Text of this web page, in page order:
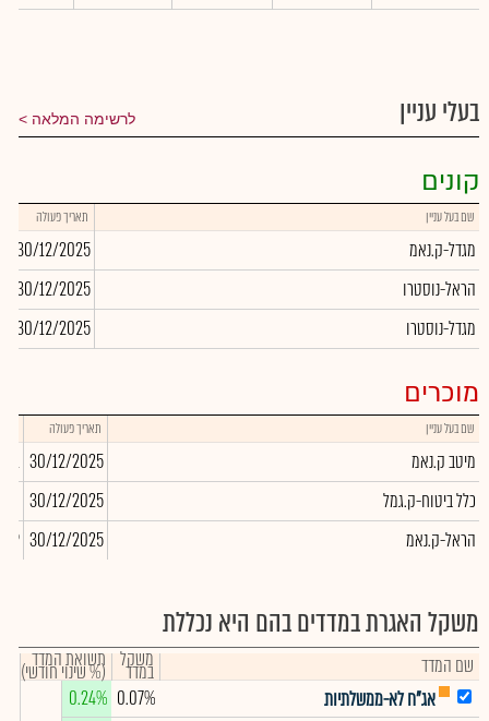
בעלי עניין לרשימה המלאה
קונים
שם בעל עניין תאריך פעולה
מגדל-ק.נאמ 30/12/2025
הראל-נוסטרו
30/12/2025
מגדל-נוסטרו
30/12/2025
מוכרים
שם בעל עניין תאריך פעולה
מיטב ק.נאמ 30/12/2025
כלל ביטוח-ק.גמל
30/12/2025
הראל-ק.נאמ
30/12/2025
משקל האגרת במדדים בהם היא נכללת
שם המדד משקל
במדד תשואת המדד
(% שינוי חודשי)
אג"ח לא-ממשלתיות
0.07%
0.24%